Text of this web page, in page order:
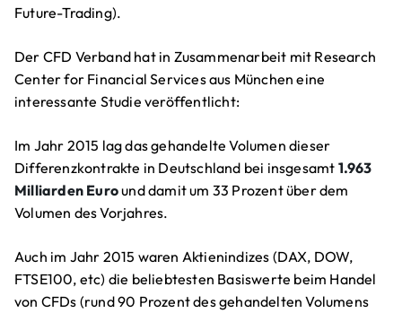
Future-Trading).
Der CFD Verband hat in Zusammenarbeit mit Research
Center for Financial Services aus München eine
interessante Studie veröffentlicht:
Im Jahr 2015 lag das gehandelte Volumen dieser
Differenzkontrakte in Deutschland bei insgesamt 1.963
Milliarden Euround damit um 33 Prozent über dem
Volumen des Vorjahres.
Auch im Jahr 2015 waren Aktienindizes (DAX, DOW,
FTSE100, etc) die beliebtesten Basiswerte beim Handel
von CFDs (rund 90 Prozent des gehandelten Volumens